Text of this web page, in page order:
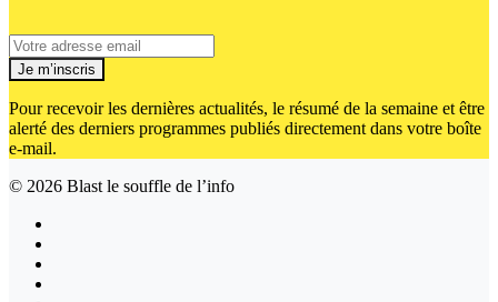
Je m’inscris
Pour recevoir les dernières actualités, le résumé de la semaine et être
alerté des derniers programmes publiés directement dans votre boîte
e-mail.
© 2026 Blast le souffle de l’info